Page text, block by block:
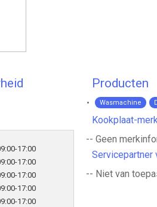
17:00
17:00
17:00
17:00
17:00
Producten
Wasmachine
Kookplaat-
-- Geen
Servicepartner
-- Niet van